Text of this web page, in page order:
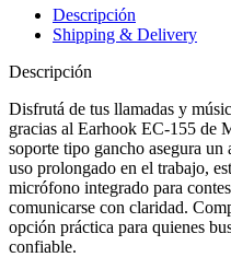
Descripción
Shipping & Delivery
Descripción
Disfrutá de tus llamadas y
gracias al Earhook EC-155 de
soporte tipo gancho asegura
uso prolongado en el trabajo,
micrófono integrado para
comunicarse con claridad.
opción práctica para quienes
confiable.